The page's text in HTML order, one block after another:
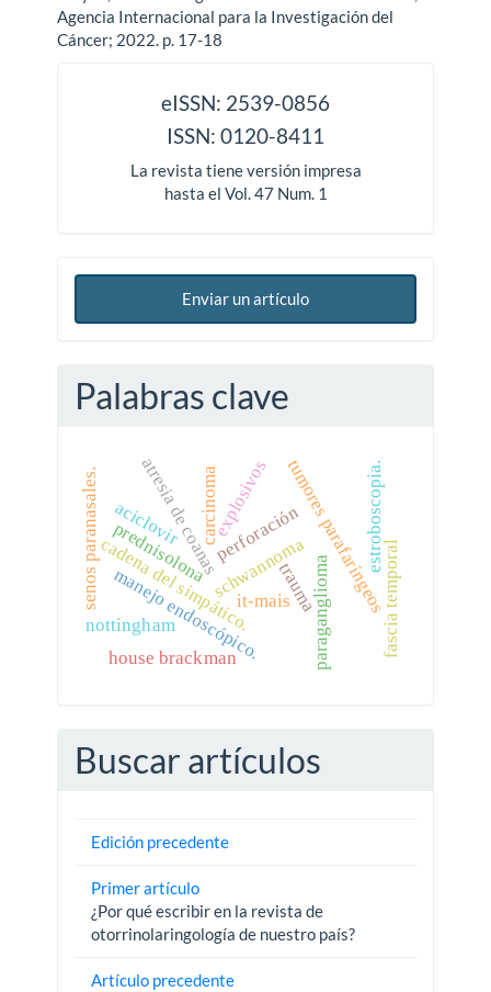
Agencia Internacional para la Investigación del
Cáncer; 2022. p. 17-18
eISSN: 2539-0856
ISSN: 0120-8411
La revista tiene versión impresa
hasta el Vol. 47 Num. 1
Enviar un artículo
Palabras clave
schwannomaparaganglioma
tumores parafaríngeos
cadena del simpático.
atresia de coanas
manejo endoscópico.
senos paranasales. perforación
trauma
explosivos
fascia temporal
estroboscopia.
house brackman
prednisolona
aciclovir carcinoma
it-mais
nottingham
Buscar artículos
Edición precedente
Primer artículo
¿Por qué escribir en la revista de
otorrinolaringología de nuestro país?
Artículo precedente